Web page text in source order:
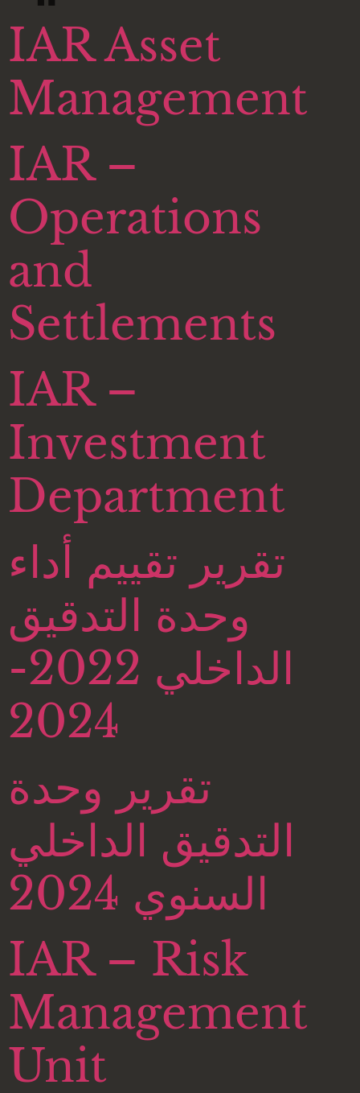
IAR Asset
Management
IAR –
Operations
and
Settlements
IAR –
Investment
Department
تقرير تقييم أداء
وحدة التدقيق
الداخلي 2022-
2024
تقرير وحدة
التدقيق الداخلي
السنوي 2024
IAR – Risk
Management
Unit